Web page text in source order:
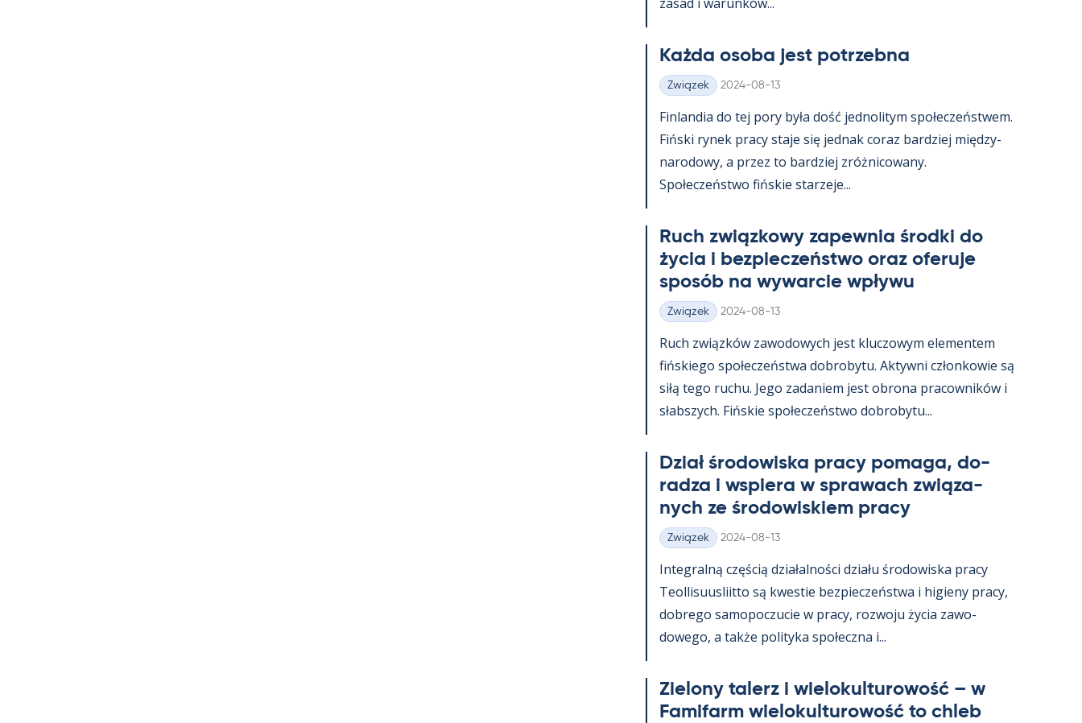
Każda osoba jest potrzebna
Kategorie
Związek Kirjoitettu
2024-08-13
Fin­lan­dia do tej pory była dość jed­no­li­tym społeczeństwem.
Fiński ry­nek pracy staje się jed­nak co­raz bardziej między­
na­ro­dowy, a przez to bardziej zróż­nicowany.
Społeczeństwo fińs­kie starzeje...
Ruch związ­kowy za­pew­nia środki do
życia i bez­pieczeństwo oraz ofe­ruje
sposób na wywarcie wpływu
Kategorie
Związek Kirjoitettu
2024-08-13
Ruch związków zawo­dowych jest kluczowym ele­men­tem
fińs­kiego społeczeństwa do­bro­bytu. Ak­tywni człon­kowie są
siłą tego ruchu. Jego za­da­niem jest obrona pracow­ników i
słabszych. Fińs­kie społeczeństwo do­bro­bytu...
Dział śro­dowiska pracy po­maga, do­
radza i ws­piera w sprawach związa­
nych ze śro­dowis­kiem pracy
Kategorie
Związek Kirjoitettu
2024-08-13
In­te­gralną częścią działal­ności działu śro­dowiska pracy
Teol­li­suus­liitto są kwes­tie bez­pieczeństwa i hi­gieny pracy,
dobrego sa­mo­poczucie w pracy, rozwoju życia zawo­
dowego, a także po­li­tyka społeczna i...
Zie­lony ta­lerz i wie­lo­kul­tu­rowość – w
Fa­mi­farm wie­lo­kul­tu­rowość to ch­leb